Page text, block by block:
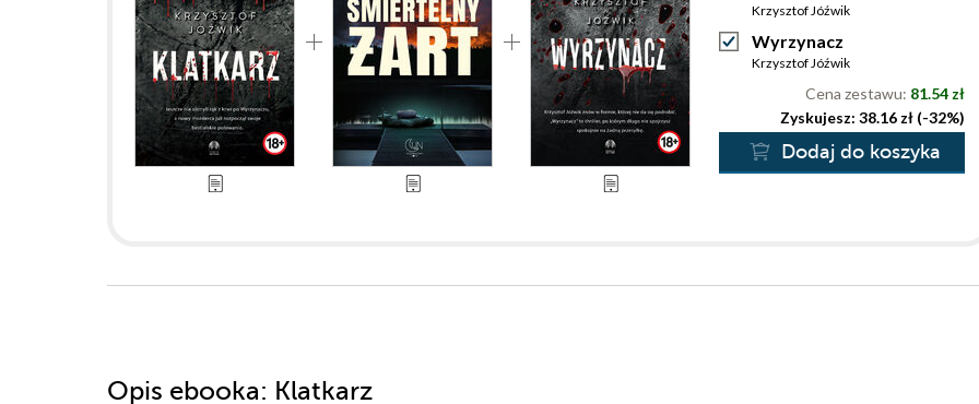
Krzysztof Jóźwik
Wyrzynacz
Krzysztof Jóźwik
Cena zestawu: 81.54 zł
Zyskujesz: 38.16 zł (-32%)
Dodaj do koszyka
Opis ebooka: Klatkarz